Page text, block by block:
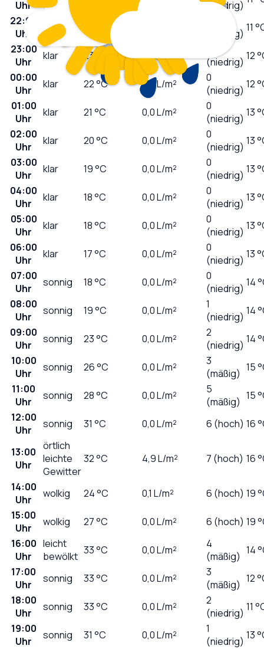
Uhr (niedrig)
22:00
Uhr
klar
(niedrig) 11
23:00
Uhr
klar 23 0,0L/m²
(niedrig) 12
00:00
Uhr
klar 22°C 0,0 L/m²
0
(niedrig) 12
01:00
Uhr
klar 21 °C 0,0L/m²
0
(niedrig) 13
02:00
Uhr
klar 20°C 0,0L/m²
0
(niedrig) 13
03:00
Uhr
klar 19°C 0,0L/m²
0
(niedrig) 13
04:00
Uhr
klar 18°C 0,0L/m²
0
(niedrig) 13
05:00
Uhr
klar 18°C 0,0L/m²
0
(niedrig) 13
06:00
Uhr
klar 17°C 0,0L/m²
0
(niedrig) 13
07:00
Uhr
sonnig 18°C 0,0L/m²
0
(niedrig) 14
08:00
Uhr
sonnig 19°C 0,0L/m²
1
(niedrig) 14
09:00
Uhr
sonnig 23°C 0,0L/m²
2
(niedrig) 14
10:00
Uhr
sonnig 26°C 0,0L/m²
3
(mäßig) 15
11:00
Uhr
sonnig 28°C 0,0L/m²
5
(mäßig) 15
12:00
Uhr
sonnig 31 °C 0,0L/m² 6 (hoch) 16
13:00
Uhr
örtlich
leichte
Gewitter
32°C 4,9L/m² 7 (hoch) 16
14:00
Uhr
wolkig 24°C 0,1 L/m² 6 (hoch) 19
15:00
Uhr
wolkig 27°C 0,0L/m² 6 (hoch) 19
16:00
Uhr
leicht
bewölkt 33°C 0,0L/m²
4
(mäßig) 14
17:00
Uhr
sonnig 33°C 0,0L/m²
3
(mäßig) 12
18:00
Uhr
sonnig 33°C 0,0L/m²
2
(niedrig) 11
19:00
Uhr
sonnig 31 °C 0,0L/m²
1
(niedrig) 13